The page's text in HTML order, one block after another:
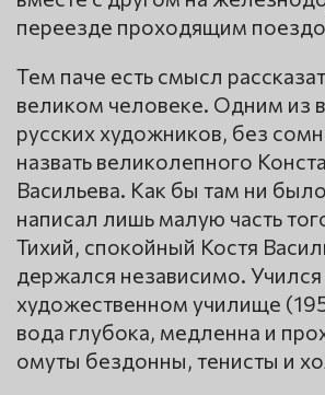
переезде проходящим
Тем паче есть смысл
великом человеке. Одним из
русских художников, без
назвать великолепного
Васильева. Как бы там ни
написал лишь малую часть
Тихий, спокойный Костя
держался независимо.
художественном училище
вода глубока, медленна и
омуты бездонны, тенисты и